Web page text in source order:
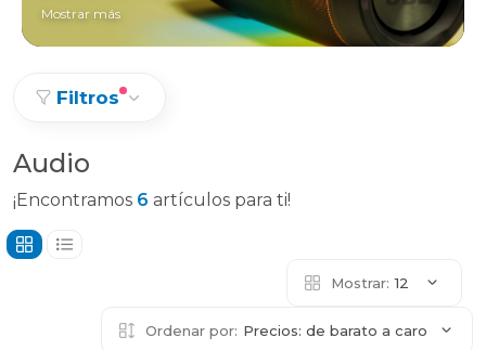
Mostrar más
Filtros
Audio
¡Encontramos 6 artículos para ti!
Mostrar: 12
Ordenar por: Precios: de barato a caro